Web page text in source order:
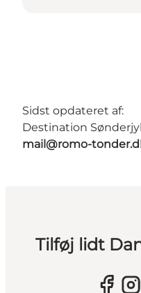
Sidst opdateret af:
Destination
mail@romo-
Tilføj lidt